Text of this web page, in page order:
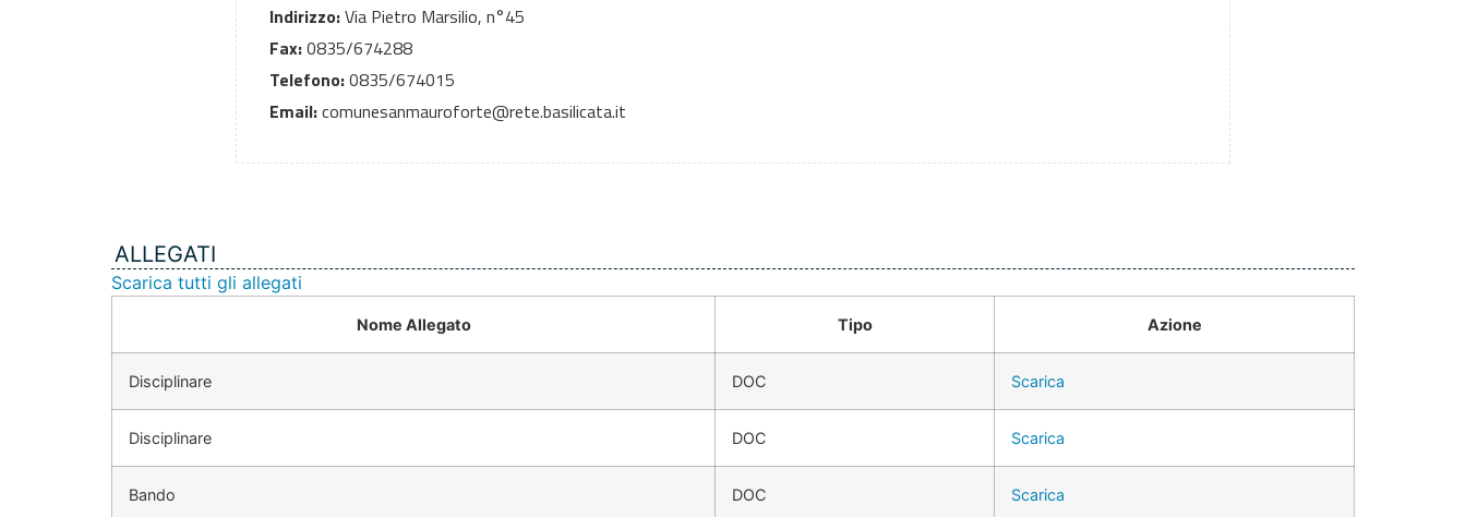
Indirizzo:Via Pietro Marsilio, n°45
Fax:0835/674288
Telefono:0835/674015
Email:comunesanmauroforte@rete.basilicata.it
ALLEGATI
Scarica tutti gli allegati
Nome Allegato Tipo Azione
Disciplinare DOC Scarica
Disciplinare DOC Scarica
Bando DOC Scarica